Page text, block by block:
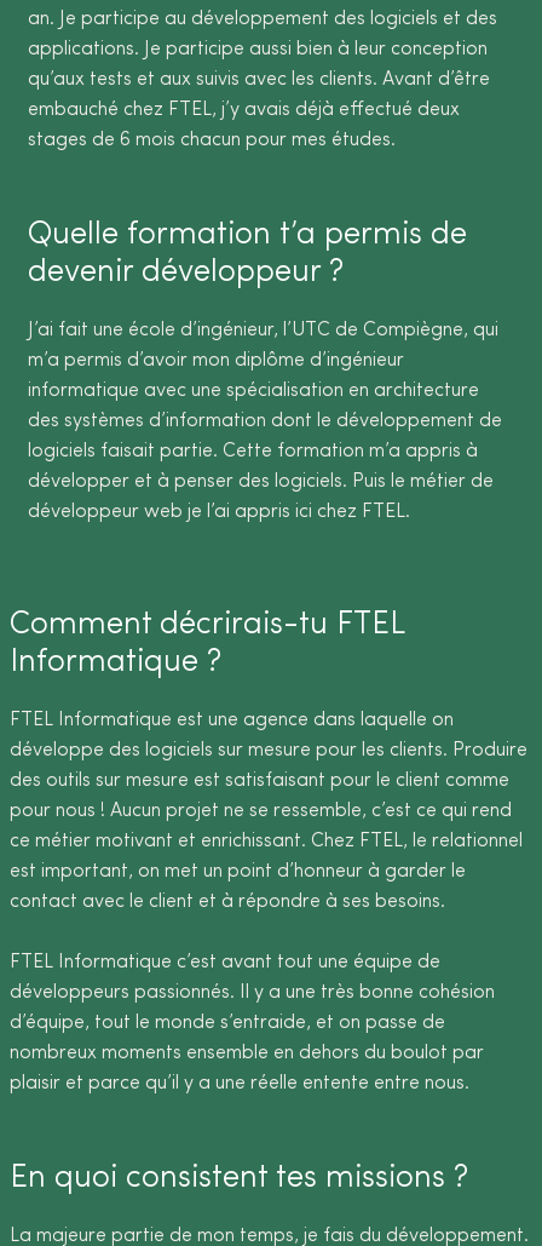
an. Je participe au développement des logiciels et des
applications. Je participe aussi bien à leur conception
qu’aux tests et aux suivis avec les clients. Avant d’être
embauché chez FTEL, j’y avais déjà effectué deux
stages de 6 mois chacun pour mes études.
Quelle formation t’a permis de
devenir développeur ?
J’ai fait une école d’ingénieur, l’UTC de Compiègne, qui
m’a permis d’avoir mon diplôme d’ingénieur
informatique avec une spécialisation en architecture
des systèmes d’information dont le développement de
logiciels faisait partie. Cette formation m’a appris à
développer et à penser des logiciels. Puis le métier de
développeur web je l’ai appris ici chez FTEL.
Comment décrirais-tu FTEL
Informatique ?
FTEL Informatique est une agence dans laquelle on
développe des logiciels sur mesure pour les clients. Produire
des outils sur mesure est satisfaisant pour le client comme
pour nous ! Aucun projet ne se ressemble, c’est ce qui rend
ce métier motivant et enrichissant. Chez FTEL, le relationnel
est important, on met un point d’honneur à garder le
contact avec le client et à répondre à ses besoins.
FTEL Informatique c’est avant tout une équipe de
développeurs passionnés. Il y a une très bonne cohésion
d’équipe, tout le monde s’entraide, et on passe de
nombreux moments ensemble en dehors du boulot par
plaisir et parce qu’il y a une réelle entente entre nous.
En quoi consistent tes missions ?
La majeure partie de mon temps, je fais du développement.